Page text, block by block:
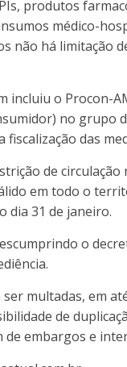
produtos
médico-
não há limitação
incluiu o Procon-
no grupo
fiscalização das
de circulação
em todo o
dia 31 de janeiro.
o
multadas, em
de
de embargos e